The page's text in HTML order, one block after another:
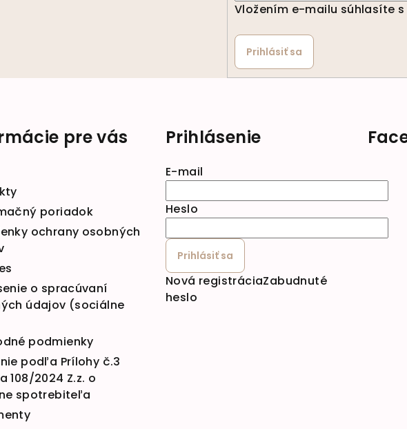
Vložením e-mailu súhlasíte s
Prihlásiť sa
pre vás
poriadok
ochrany osobných
o spracúvaní
údajov (sociálne
podmienky
podľa Prílohy č.3
108/2024 Z.z. o
spotrebiteľa
Prihlásenie
E-mail
Heslo
Prihlásiť sa
Nová registráciaZabudnuté
heslo